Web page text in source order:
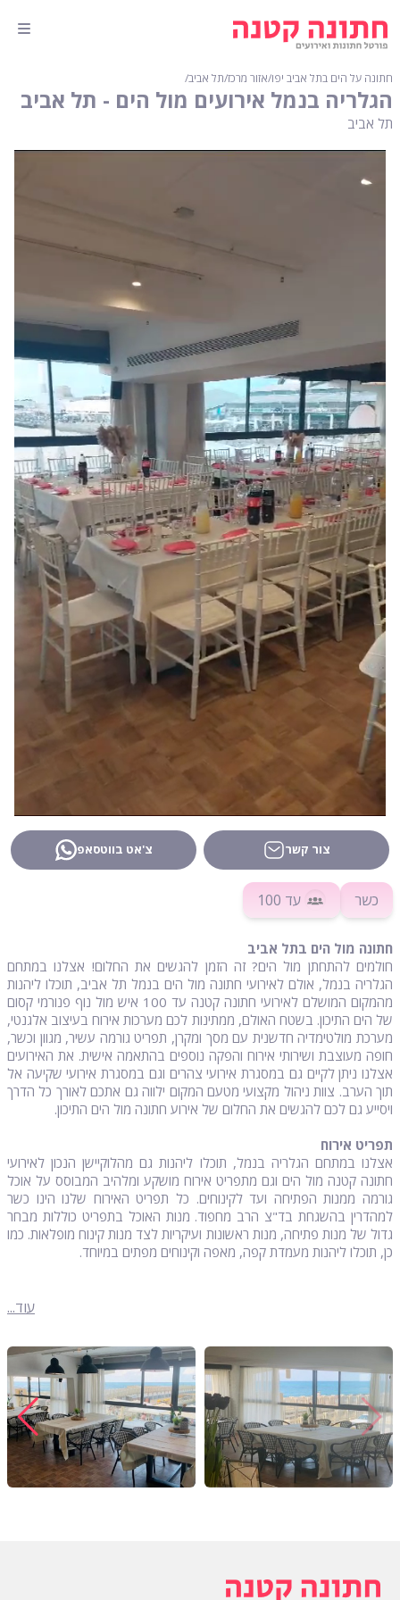
חתונה על הים בתל אביב יפו∕אזור מרכז∕תל אביב∕
הגלריה בנמל אירועים מול הים - תל אביב
תל אביב
צור קשר צ'אט בווטסאפ
כשר עד 100
חתונה מול הים בתל אביב
חולמים להתחתן מול הים? זה הזמן להגשים את החלום! אצלנו במתחם
הגלריה בנמל, אולם לאירועי חתונה מול הים בנמל תל אביב, תוכלו ליהנות
מהמקום המושלם לאירועי חתונה קטנה עד 100 איש מול נוף פנורמי קסום
של הים התיכון. בשטח האולם, ממתינות לכם מערכות אירוח בעיצוב אלגנטי,
מערכת מולטימדיה חדשנית עם מסך ומקרן, תפריט גורמה עשיר, מגוון וכשר,
חופה מעוצבת ושירותי אירוח והפקה נוספים בהתאמה אישית. את האירועים
אצלנו ניתן לקיים גם במסגרת אירועי צהרים וגם במסגרת אירועי שקיעה אל
תוך הערב. צוות ניהול מקצועי מטעם המקום ילווה גם אתכם לאורך כל הדרך
ויסייע גם לכם להגשים את החלום של אירוע חתונה מול הים התיכון.
תפריט אירוח
אצלנו במתחם הגלריה בנמל, תוכלו ליהנות גם מהלוקיישן הנכון לאירועי
חתונה קטנה מול הים וגם מתפריט אירוח מושקע ומלהיב המבוסס על אוכל
גורמה ממנות הפתיחה ועד לקינוחים. כל תפריט האירוח שלנו הינו כשר
למהדרין בהשגחת בד"צ הרב מחפוד. מנות האוכל בתפריט כוללות מבחר
גדול של מנות פתיחה, מנות ראשונות ועיקריות לצד מנות קינוח מופלאות. כמו
כן, תוכלו ליהנות מעמדת קפה, מאפה וקינוחים מפתים במיוחד.
עוד...